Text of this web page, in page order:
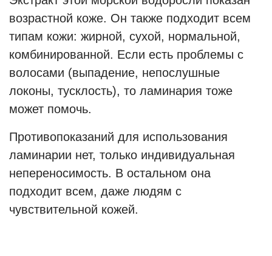
возрастной коже. Он также подходит всем
типам кожи: жирной, сухой, нормальной,
комбинированной. Если есть проблемы с
волосами (выпадение, непослушные
локоны, тусклость), то ламинария тоже
может помочь.
Противопоказаний для использования
ламинарии нет, только индивидуальная
непереносимость. В остальном она
подходит всем, даже людям с
чувствительной кожей.